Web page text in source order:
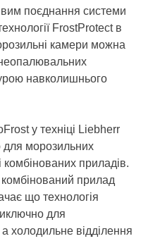
поєднання системи
FrostProtectв
камери можна
навколишнього
у техніці Liebherr
для морозильних
комбінованих приладів.
прилад
що технологія
для
холодильне відділення